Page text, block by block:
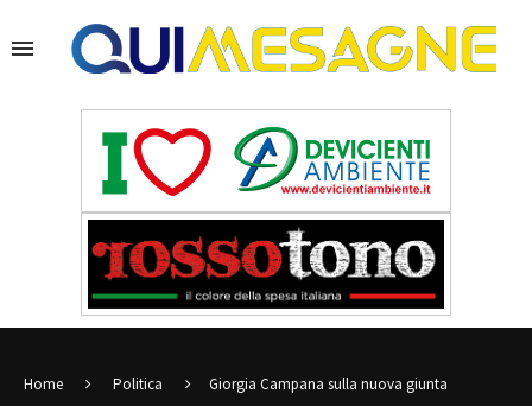
Home Politica Giorgia Campana sulla nuova giunta